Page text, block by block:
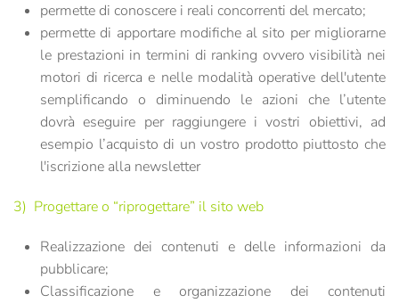
permette di conoscere i reali concorrenti del mercato;
permette di apportare modifiche al sito per migliorarne
le prestazioni in termini di ranking ovvero visibilità nei
motori di ricerca e nelle modalità operative dell'utente
semplificando o diminuendo le azioni che l’utente
dovrà eseguire per raggiungere i vostri obiettivi, ad
esempio l’acquisto di un vostro prodotto piuttosto che
l'iscrizione alla newsletter
3) Progettare o “riprogettare” il sito web
Realizzazione dei contenuti e delle informazioni da
pubblicare;
Classificazione e organizzazione dei contenuti